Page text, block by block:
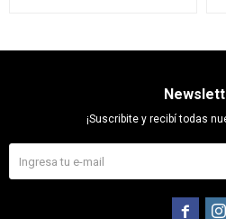
¡Suscribite y recibí todas
 